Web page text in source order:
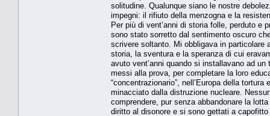
solitudine. Qualunque siano le nostre
impegni: il rifiuto della menzogna e la
Per più di vent’anni di storia folle, perduto
sono stato sorretto dal sentimento oscuro
scrivere soltanto. Mi obbligava in
storia, la sventura e la speranza di cui
avuto vent’anni quando si installavano ad
messi alla prova, per completare la loro
“concentrazionario”, nell’Europa della
minacciato dalla distruzione nucleare.
comprendere, pur senza abbandonare la
diritto al disonore e si sono gettati a